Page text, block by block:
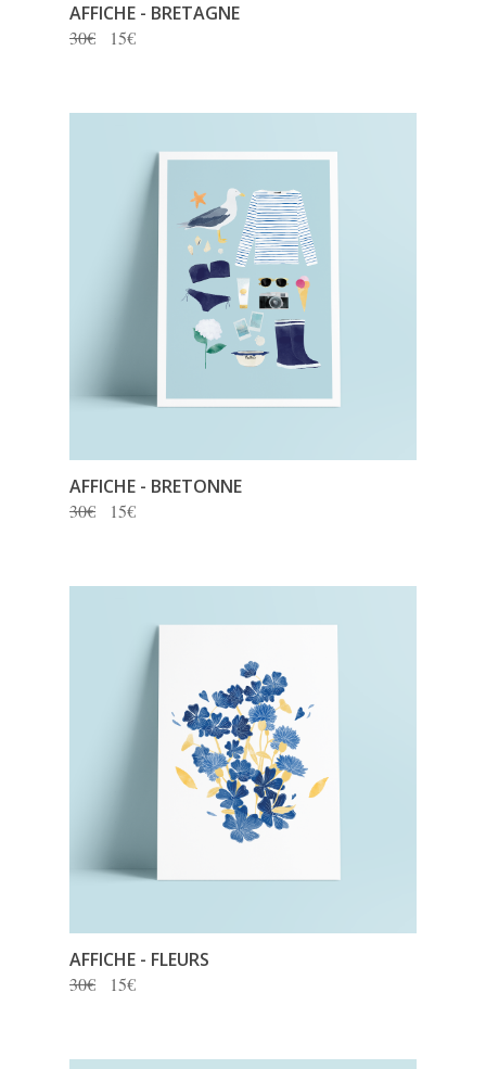
AFFICHE - BRETAGNE
30€ 15€
AFFICHE - BRETONNE
30€ 15€
AFFICHE - FLEURS
30€ 15€